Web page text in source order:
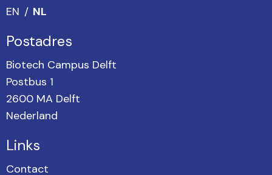
EN
NL
Postadres
Biotech Campus Delft
Postbus 1
2600 MA Delft
Nederland
Links
Contact